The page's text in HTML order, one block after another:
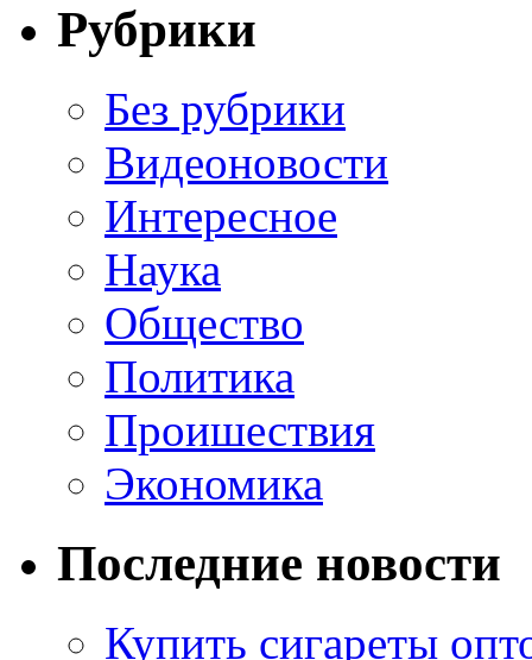
Рубрики
Без рубрики
Видеоновости
Интересное
Наука
Общество
Политика
Проишествия
Экономика
Последние новости
Купить сигареты